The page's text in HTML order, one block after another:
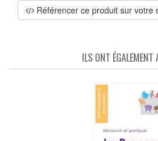
Référencer ce produit sur votre
ILS ONT ÉGALEMENT